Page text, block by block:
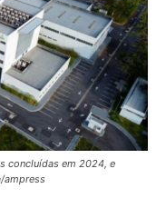
concluídas em 2024, e
ampress